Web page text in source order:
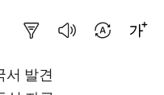
서 발견